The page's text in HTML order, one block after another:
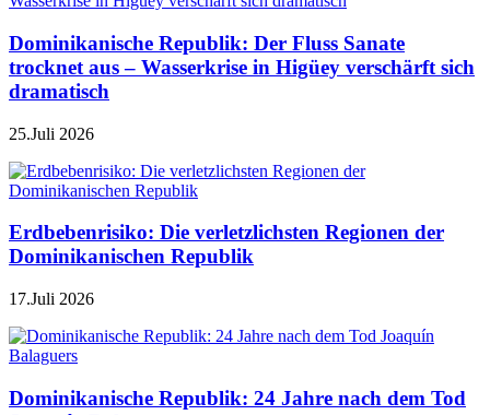
Dominikanische Republik: Der Fluss Sanate
trocknet aus – Wasserkrise in Higüey verschärft sich
dramatisch
25.Juli 2026
Erdbebenrisiko: Die verletzlichsten Regionen der
Dominikanischen Republik
17.Juli 2026
Dominikanische Republik: 24 Jahre nach dem Tod